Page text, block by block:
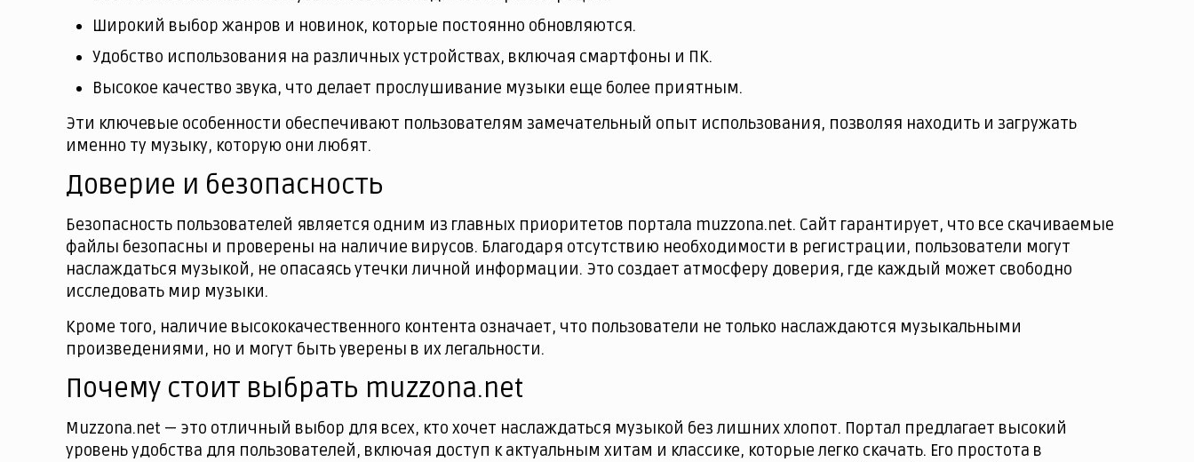
Широкий выбор жанров и новинок, которые постоянно обновляются.
Удобство использования на различных устройствах, включая смартфоны и ПК.
Высокое качество звука, что делает прослушивание музыки еще более приятным.
Эти ключевые особенности обеспечивают пользователям замечательный опыт использования, позволяя находить и загружать
именно ту музыку, которую они любят.
Доверие и безопасность
Безопасность пользователей является одним из главных приоритетов портала muzzona.net. Сайт гарантирует, что все скачиваемые
файлы безопасны и проверены на наличие вирусов. Благодаря отсутствию необходимости в регистрации, пользователи могут
наслаждаться музыкой, не опасаясь утечки личной информации. Это создает атмосферу доверия, где каждый может свободно
исследовать мир музыки.
Кроме того, наличие высококачественного контента означает, что пользователи не только наслаждаются музыкальными
произведениями, но и могут быть уверены в их легальности.
Почему стоит выбрать muzzona.net
Muzzona.net — это отличный выбор для всех, кто хочет наслаждаться музыкой без лишних хлопот. Портал предлагает высокий
уровень удобства для пользователей, включая доступ к актуальным хитам и классике, которые легко скачать. Его простота в